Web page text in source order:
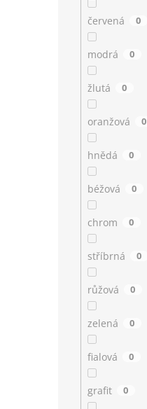
červená 0
modrá 0
žlutá 0
oranžová 0
hnědá 0
béžová 0
chrom 0
stříbrná 0
růžová 0
zelená 0
fialová 0
grafit 0